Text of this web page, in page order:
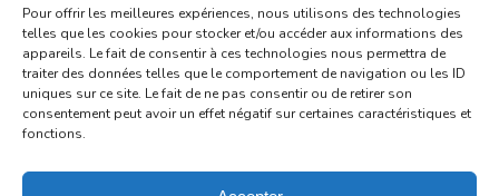
Pour offrir les meilleures expériences, nous utilisons des technologies
telles que les cookies pour stocker et/ou accéder aux informations des
appareils. Le fait de consentir à ces technologies nous permettra de
traiter des données telles que le comportement de navigation ou les ID
uniques sur ce site. Le fait de ne pas consentir ou de retirer son
consentement peut avoir un effet négatif sur certaines caractéristiques et
fonctions.